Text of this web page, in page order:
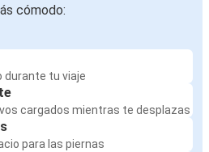
cómodo:
durante tu viaje
cargados mientras te desplazas
para las piernas